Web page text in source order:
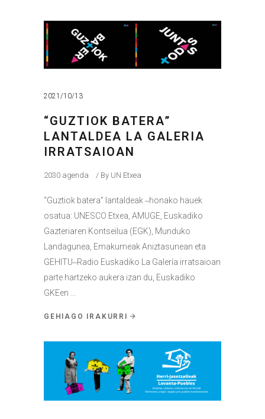
2021/10/13
“GUZTIOK BATERA”
LANTALDEA LA GALERIA
IRRATSAIOAN
2030 agenda By UN Etxea
“Guztiok batera” lantaldeak ‒honako hauek
osatua: UNESCO Etxea, AMUGE, Euskadiko
Gazteriaren Kontseilua (EGK), Munduko
Landagunea, Emakumeak Aniztasunean eta
GEHITU‒Radio Euskadiko La Galería irratsaioan
parte hartzeko aukera izan du, Euskadiko
GKEen
GEHIAGO IRAKURRI